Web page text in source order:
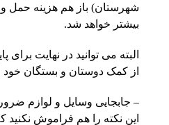
شهرستان) باز هم هزینه حمل و
بیشتر خواهد شد.
البته می توانید در نهایت
از کمک دوستان و بستگان خود
– جابجایی وسایل و لوازم
این نکته را هم فراموش نکنید